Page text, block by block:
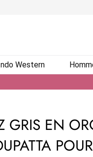
Western
GRIS EN